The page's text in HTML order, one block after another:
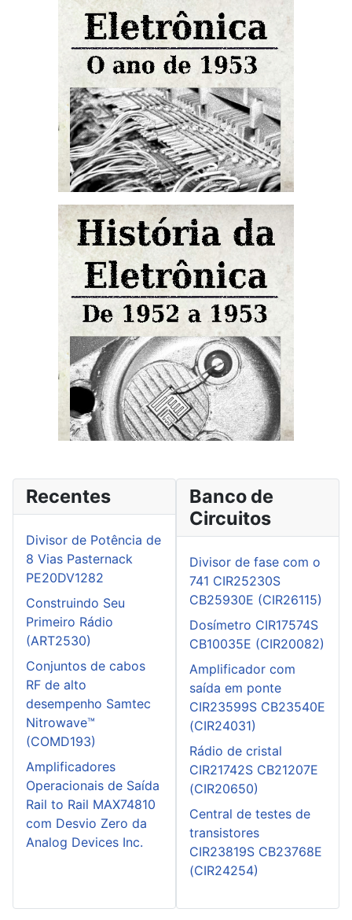
Recentes
Divisor de Potência de
8 Vias Pasternack
PE20DV1282
Construindo Seu
Primeiro Rádio
(ART2530)
Conjuntos de cabos
RF de alto
desempenho Samtec
Nitrowave™
(COMD193)
Amplificadores
Operacionais de Saída
Rail to Rail MAX74810
com Desvio Zero da
Analog Devices Inc.
Banco de
Circuitos
Divisor de fase com o
741 CIR25230S
CB25930E (CIR26115)
Dosímetro CIR17574S
CB10035E (CIR20082)
Amplificador com
saída em ponte
CIR23599S CB23540E
(CIR24031)
Rádio de cristal
CIR21742S CB21207E
(CIR20650)
Central de testes de
transistores
CIR23819S CB23768E
(CIR24254)